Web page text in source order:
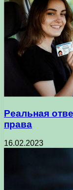
Реальная
права
16.02.2023